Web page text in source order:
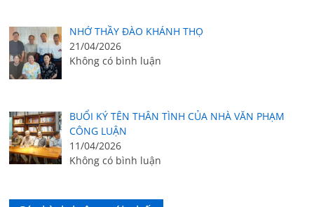
NHỚ THẦY ĐÀO KHÁNH THỌ
21/04/2026
Không có bình luận
BUỔI KÝ TÊN THÂN TÌNH CỦA NHÀ VĂN PHẠM
CÔNG LUẬN
11/04/2026
Không có bình luận